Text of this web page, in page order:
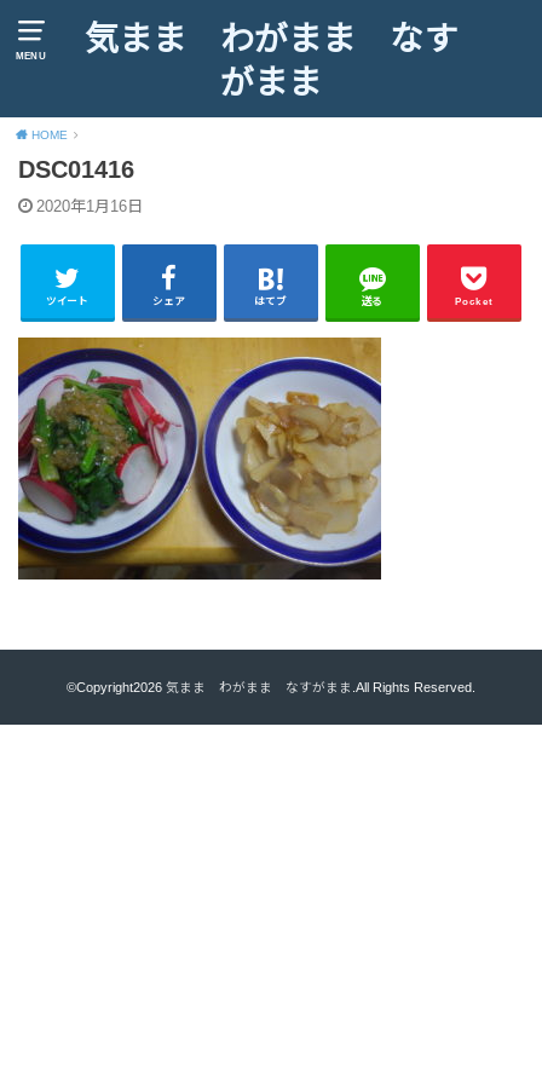
MENU
気まま わがまま なす
がまま
HOME
DSC01416
2020年1月16日
ツイート シェア はてブ 送る Pocket
©Copyright2026 気まま わがまま なすがまま .All Rights Reserved.